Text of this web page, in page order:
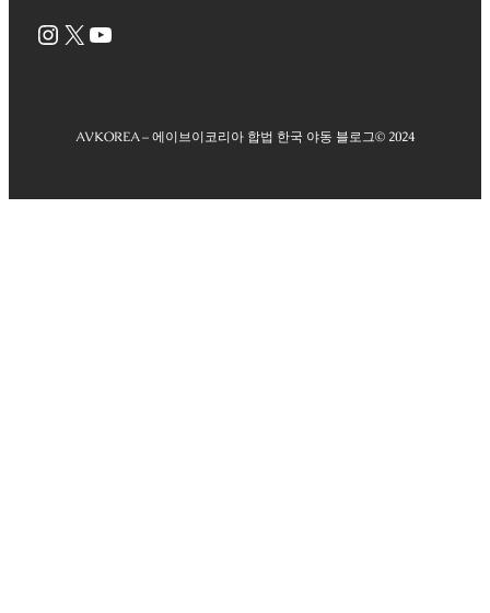
Instagram X YouTube
AVKOREA – 에이브이코리아 합법 한국 야동 블로그© 2024